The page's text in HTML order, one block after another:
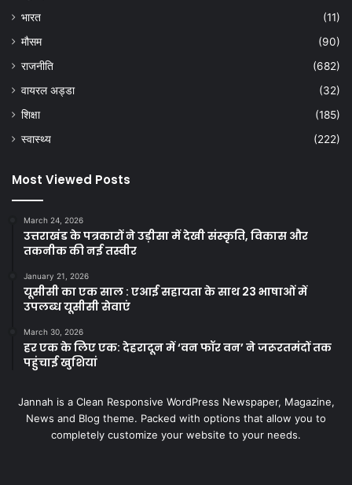
भारत
(11)
मौसम
(90)
राजनीति
(682)
वायरल अड्डा
(32)
शिक्षा
(185)
स्वास्थ्य
(222)
Most Viewed Posts
March 24, 2026
उत्तराखंड के पत्रकारों ने उड़ीसा में देखी संस्कृति, विकास और
तकनीक की नई तस्वीर
January 21, 2026
यूसीसी का एक साल : एआई सहायता के साथ 23 भाषाओं में
उपलब्ध यूसीसी सेवाएं
March 30, 2026
हर एक के लिए एक: देहरादून में ‘वन फॉर वन’ ने जरूरतमंदों तक
पहुंचाई खुशियां
Jannah is a Clean Responsive WordPress Newspaper, Magazine,
News and Blog theme. Packed with options that allow you to
completely customize your website to your needs.